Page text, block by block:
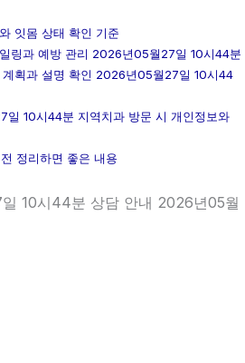
잇몸 상태 확인 기준
링과 예방 관리 2026년05월27일 10시44분
계획과 설명 확인 2026년05월27일 10시44
일 10시44분 지역치과 방문 시 개인정보와
정리하면 좋은 내용
10시44분 상담 안내 2026년05월